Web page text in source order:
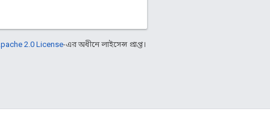
2.0 License-এর অধীনে লাইসেন্স প্রাপ্ত।